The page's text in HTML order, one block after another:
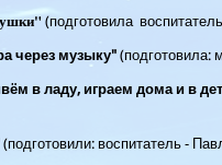
(подготовила
через музыку"
в ладу, играем дома и в
(подготовили: воспитатель -